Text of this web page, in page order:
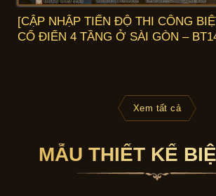
[CẬP NHẬP TIẾN ĐỘ THI CÔNG
CỔ ĐIỂN 4 TẦNG Ở SÀI GÒN –
Xem tất cả
MẪU THIẾT KẾ